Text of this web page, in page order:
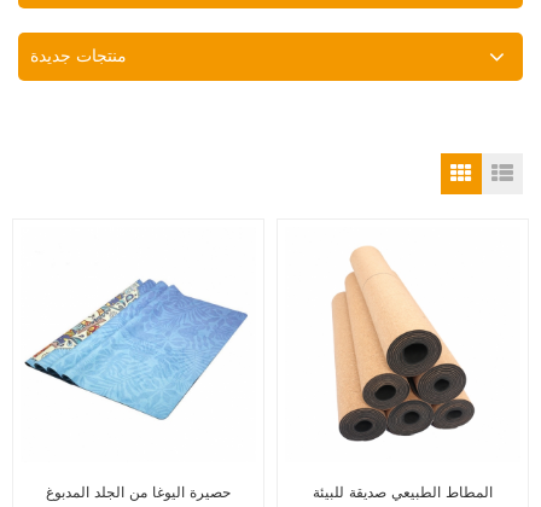
منتجات جديدة
حصيرة اليوغا من الجلد المدبوغ
المطاط الطبيعي صديقة للبيئة